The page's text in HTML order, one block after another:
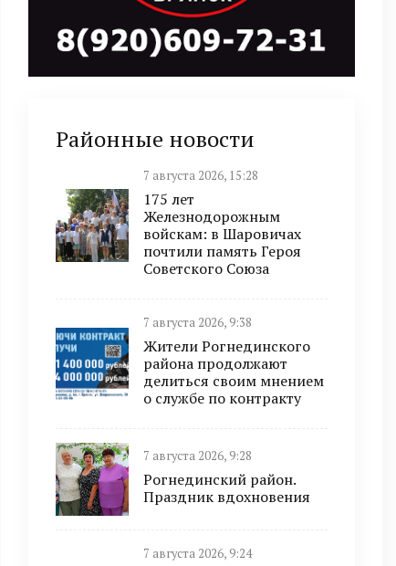
Районные новости
7 августа 2026, 15:28
175 лет
Железнодорожным
войскам: в Шаровичах
почтили память Героя
Советского Союза
7 августа 2026, 9:38
Жители Рогнединского
района продолжают
делиться своим мнением
о службе по контракту
7 августа 2026, 9:28
Рогнединский район.
Праздник вдохновения
7 августа 2026, 9:24